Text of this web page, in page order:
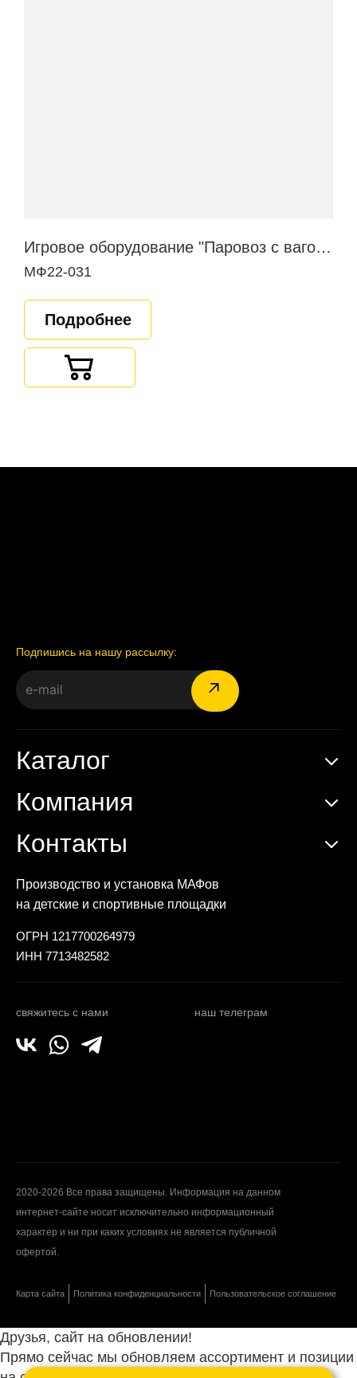
Игровое оборудование "Паровоз с вагончиком"
МФ22-031
Подробнее
Подпишись на нашу рассылку:
Производство и установка МАФов
на детские и спортивные площадки
ОГРН 1217700264979
ИНН 7713482582
свяжитесь с нами наш телеграм
Каталог
Компания
Контакты
2020-2026 Все права защищены. Информация на данном
интернет-сайте носит исключительно информационный
характер и ни при каких условиях не является публичной
офертой.
Карта сайта Политика конфиденциальности Пользовательское соглашение
Друзья, сайт на обновлении!
Прямо сейчас мы обновляем ассортимент и позиции